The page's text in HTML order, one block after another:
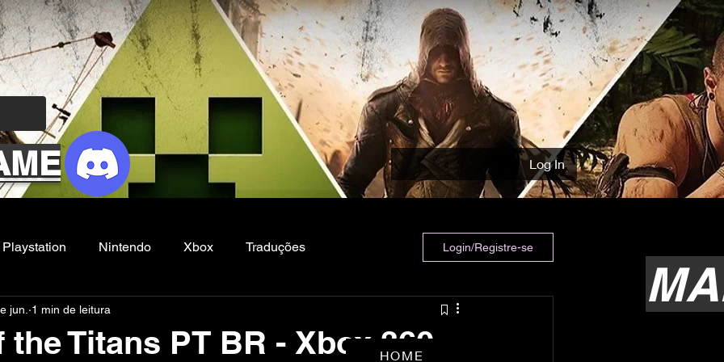
Log In
Playstation Nintendo Xbox Traduções
Filmes e Series
Login/Registre-se
the Titans PT BR - Xbox 360
jun. 1 min de leitura
HOME